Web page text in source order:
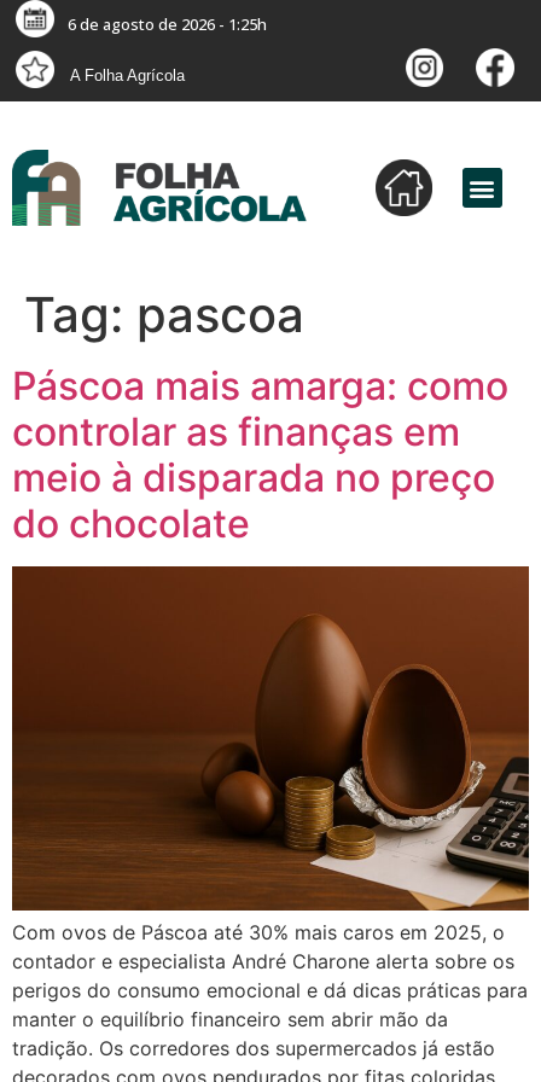
6 de agosto de 2026 - 1:25h
A Folha Agrícola
Tag: pascoa
Páscoa mais amarga: como
controlar as finanças em
meio à disparada no preço
do chocolate
Com ovos de Páscoa até 30% mais caros em 2025, o
contador e especialista André Charone alerta sobre os
perigos do consumo emocional e dá dicas práticas para
manter o equilíbrio financeiro sem abrir mão da
tradição. Os corredores dos supermercados já estão